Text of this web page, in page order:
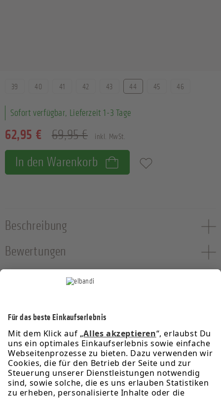
62,95 € 69,95 € inkl. MwSt.
Sofort verfügbar, Lieferzeit 1-3 Tage
Größe
39 40 41 42 43 44 45 46
In den Warenkorb Zum Merkzettel hinzufügen
Beschreibung
Bewertungen
Service-Hotline
Informationen
Rechtliches
Über uns